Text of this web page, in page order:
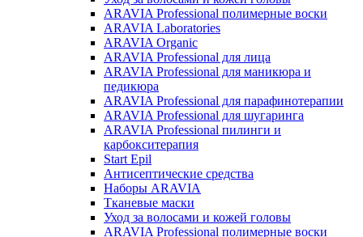
ARAVIA Professional полимерные воски
ARAVIA Laboratories
ARAVIA Organic
ARAVIA Professional для лица
ARAVIA Professional для маникюра и
педикюра
ARAVIA Professional для парафинотерапии
ARAVIA Professional для шугаринга
ARAVIA Professional пилинги и
карбокситерапия
Start Epil
Антисептические средства
Наборы ARAVIA
Тканевые маски
Уход за волосами и кожей головы
ARAVIA Professional полимерные воски